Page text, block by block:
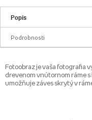
Popis
Podrobnosti
Fotoobraz je vaša fotografia
drevenom vnútornom ráme
umožňuje záves skrytý v